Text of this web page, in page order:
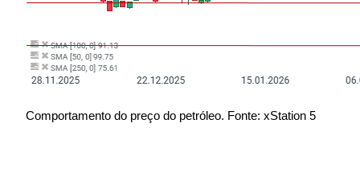
Comportamento do preço do petróleo. Fonte: xStation 5